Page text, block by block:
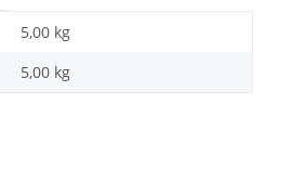
5,00 kg
5,00 kg